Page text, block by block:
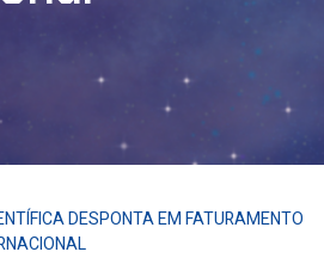
DESPONTA EM FATURAMENTO